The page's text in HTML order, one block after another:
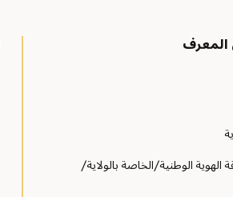
المعرف
الهوية الوطنية/الخاصة بالولاية/